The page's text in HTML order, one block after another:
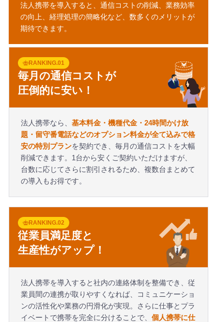
法人携帯を導入すると、通信コストの削減、業務効率
の向上、経理処理の簡略化など、数多くのメリットが
期待できます。
RANKING.01
毎月の通信コストが
圧倒的に安い！
法人携帯なら、 基本料金・機種代金・24時間かけ放
題・留守番電話などのオプション料金が全て込みで格
安の特別プランを契約でき、毎月の通信コストを大幅
削減できます。1台から安くご契約いただけますが、
台数に応じてさらに割引されるため、複数台まとめて
の導入もお得です。
RANKING.02
従業員満足度と
生産性がアップ！
法人携帯を導入すると社内の連絡体制を整備でき、従
業員間の連携が取りやすくなれば、コミュニケーショ
ンの活性化や業務の円滑化が実現。さらに仕事とプラ
イベートで携帯を完全に分けることで、 個人携帯に仕